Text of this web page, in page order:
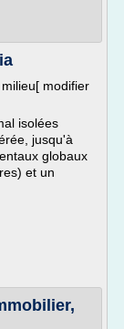
modifier
isolées
jusqu'à
globaux
et un